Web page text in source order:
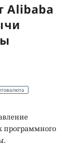
Alibaba
программного